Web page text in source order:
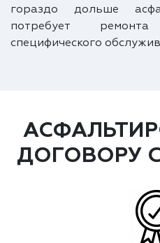
гораздо дольше
потребует
специфического
ДОГОВОРУ